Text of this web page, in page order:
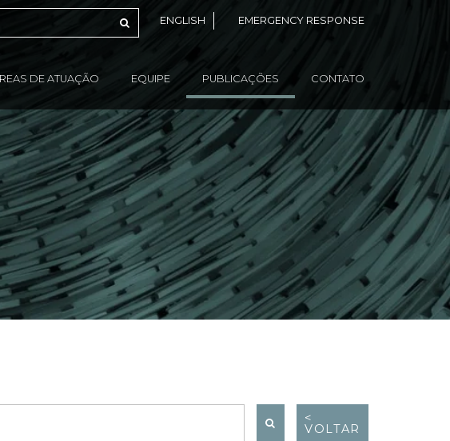
ENGLISH EMERGENCY RESPONSE
DE ATUAÇÃO EQUIPE PUBLICAÇÕES CONTATO
<
VOLTAR